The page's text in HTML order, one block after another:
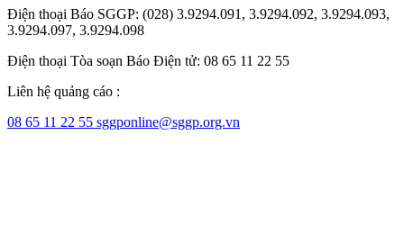
Điện thoại Báo SGGP: (028) 3.9294.091, 3.9294.092, 3.9294.093,
3.9294.097, 3.9294.098
Điện thoại Tòa soạn Báo Điện tử: 08 65 11 22 55
Liên hệ quảng cáo :
08 65 11 22 55 sggponline@sggp.org.vn